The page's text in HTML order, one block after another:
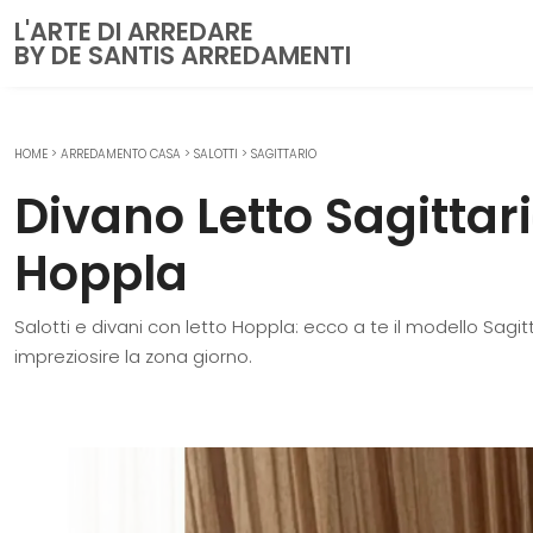
L'ARTE DI ARREDARE
BY DE SANTIS ARREDAMENTI
CUCINE
Cucine Moderne
Cucine Classiche
Cucine su misura
ZONA GIORNO
Poltrone
HOME > ARREDAMENTO CASA > SALOTTI > SAGITTARIO
Divano Letto
Hoppla
Salotti e divani con letto Hoppla: ecco a te il modello
impreziosire la zona giorno.